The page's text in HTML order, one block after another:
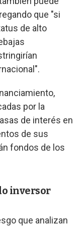
que "si
de alto
por la
de interés en
de sus
fondos de los
inversor
que analizan